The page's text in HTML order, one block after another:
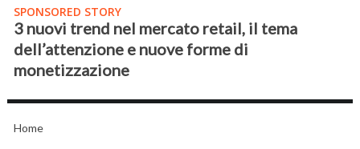
SPONSORED STORY
3 nuovi trend nel mercato retail, il tema
dell’attenzione e nuove forme di
monetizzazione
Home